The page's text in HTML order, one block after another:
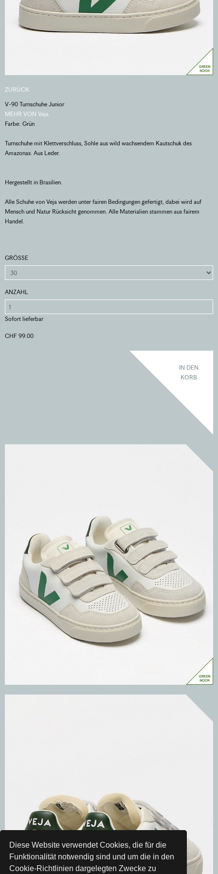
Diese Website verwendet Cookies, die für die
Funktionalität notwendig sind und um die in den
Cookie-Richtlinien dargelegten Zwecke zu
ZURÜCK
V-90 Turnschuhe Junior
MEHR VON Veja
Farbe: Grün
Turnschuhe mit Klettverschluss, Sohle aus wild wachsendem Kautschuk des
Amazonas. Aus Leder.
Hergestellt in Brasilien.
Alle Schuhe von Veja werden unter fairen Bedingungen gefertigt, dabei wird auf
Mensch und Natur Rücksicht genommen. Alle Materialien stammen aus fairem
Handel.
GRÖSSE
ANZAHL
Sofort lieferbar
CHF 99.00
IN DEN
KORB